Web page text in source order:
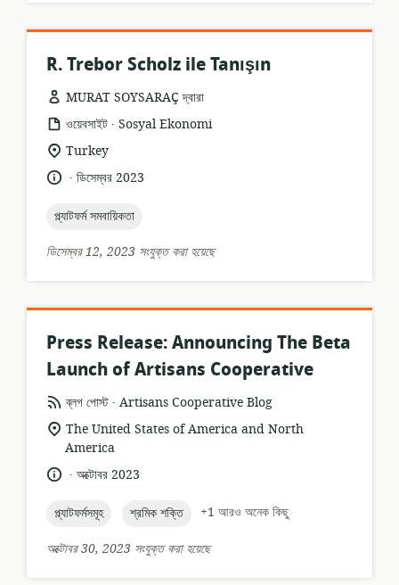
R. Trebor Scholz ile Tanışın
MURAT SOYSARAÇ দ্বারা
তথ্যসম্পদের
ফর্ম্যাট:
ওয়েবসাইট .
প্রকাশক:Sosyal Ekonomi
প্রাসঙ্গিকতার
অবস্থান:
Turkey
ভাষা: .
প্রকাশনারডিসেম্বর 2023
topic:
প্ল্যাটফর্ম সমবায়িকতা
ডিসেম্বর 12, 2023 সংযুক্ত করা হয়েছে
Press Release: Announcing The Beta
Launch of Artisans Cooperative
তথ্যসম্পদের
ফর্ম্যাট:
ব্লগ পোস্ট .
প্রকাশক:Artisans Cooperative Blog
প্রাসঙ্গিকতার
অবস্থান:
The United States of America and North
America
ভাষা: .
প্রকাশনারঅক্টোবর 2023
topic:
প্ল্যাটফর্মসমূহ topic:
শ্রমিক শক্তি
+1 আরও অনেক কিছু
অক্টোবর 30, 2023 সংযুক্ত করা হয়েছে